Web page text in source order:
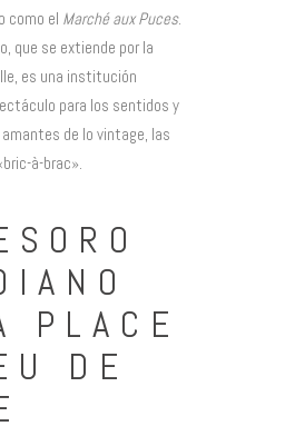
como el Marché aux Puces.
que se extiende por la
es una institución
para los sentidos y
de lo vintage, las
à-brac».
PLACE
DE